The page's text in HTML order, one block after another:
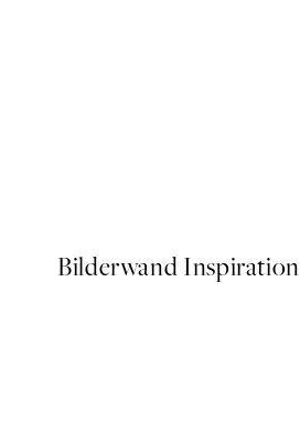
Bilderwand Inspiration